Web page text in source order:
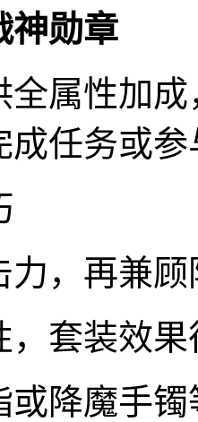
神勋章
全属性加
成任务或
力，再兼
，套装效
或降魔手